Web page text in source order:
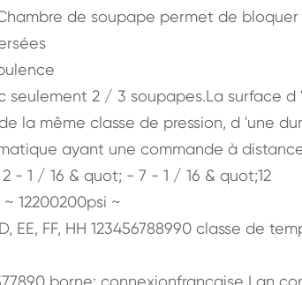
de soupape permet de
2 / 3 soupapes.La surface
la même classe de pression, d 'une
ayant une commande à
- 1 / 16 & quot; - 7 - 1 / 16 & quot;12
12200200psi ~
EE, FF, HH 123456788990 classe de
borne: connexionfrançaise Lan